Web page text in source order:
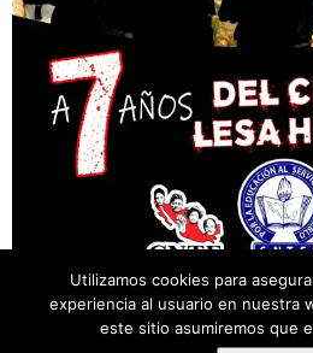
Utilizamos cookies para
experiencia al usuario en nuestra
este sitio asumiremos que